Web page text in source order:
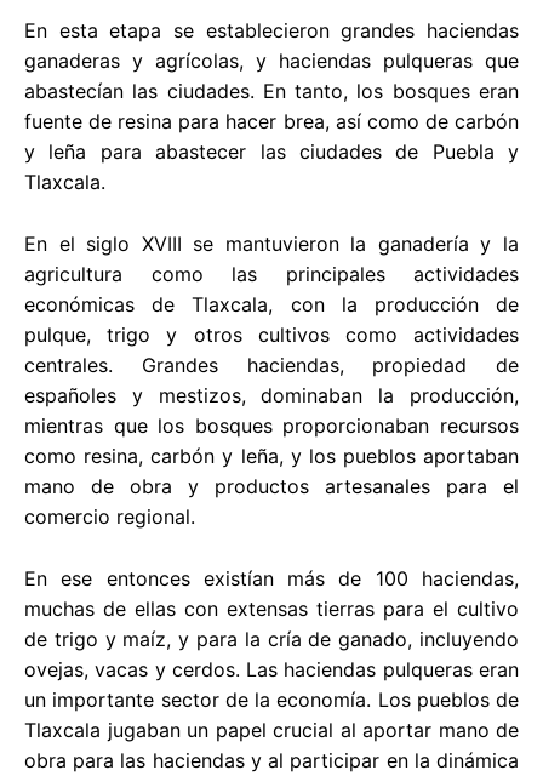
En esta etapa se establecieron grandes haciendas
ganaderas y agrícolas, y haciendas pulqueras que
abastecían las ciudades. En tanto, los bosques eran
fuente de resina para hacer brea, así como de carbón
y leña para abastecer las ciudades de Puebla y
Tlaxcala.
En el siglo XVIII se mantuvieron la ganadería y la
agricultura como las principales actividades
económicas de Tlaxcala, con la producción de
pulque, trigo y otros cultivos como actividades
centrales. Grandes haciendas, propiedad de
españoles y mestizos, dominaban la producción,
mientras que los bosques proporcionaban recursos
como resina, carbón y leña, y los pueblos aportaban
mano de obra y productos artesanales para el
comercio regional.
En ese entonces existían más de 100 haciendas,
muchas de ellas con extensas tierras para el cultivo
de trigo y maíz, y para la cría de ganado, incluyendo
ovejas, vacas y cerdos. Las haciendas pulqueras eran
un importante sector de la economía. Los pueblos de
Tlaxcala jugaban un papel crucial al aportar mano de
obra para las haciendas y al participar en la dinámica